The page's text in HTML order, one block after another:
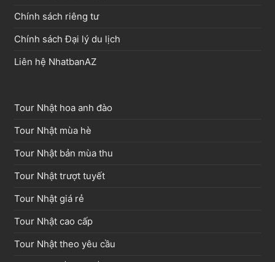
Chính sách riêng tư
Chính sách Đại lý du lịch
Liên hệ NhatbanAZ
Tour Nhật hoa anh đào
Tour Nhật mùa hè
Tour Nhật bản mùa thu
Tour Nhật trượt tuyết
Tour Nhật giá rẻ
Tour Nhật cao cấp
Tour Nhật theo yêu cầu